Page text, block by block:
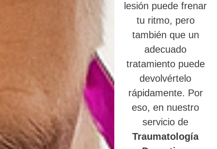
lesión puede frenar
tu ritmo, pero
también que un
adecuado
tratamiento puede
devolvértelo
rápidamente. Por
eso, en nuestro
servicio de
Traumatología